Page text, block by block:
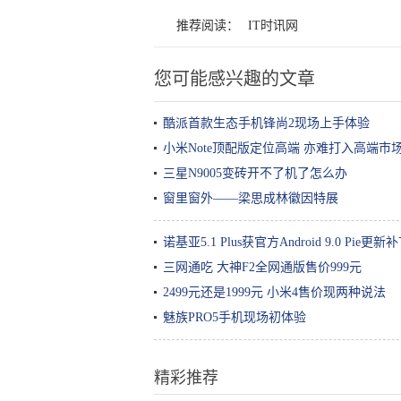
推荐阅读： IT时讯网
您可能感兴趣的文章
酷派首款生态手机锋尚2现场上手体验
小米Note顶配版定位高端 亦难打入高端市
三星N9005变砖开不了机了怎么办
窗里窗外——梁思成林徽因特展
诺基亚5.1 Plus获官方Android 9.0 Pie更新补
三网通吃 大神F2全网通版售价999元
2499元还是1999元 小米4售价现两种说法
魅族PRO5手机现场初体验
精彩推荐